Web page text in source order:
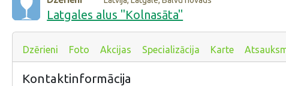
Latgales alus "Kolnasāta"
Dzērieni Foto Akcijas Specializācija Karte
Kontaktinformācija